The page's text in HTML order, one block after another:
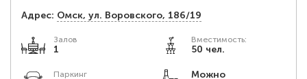
Адрес: Омск, ул. Воровского, 186/19
Залов
1
Вместимость:
50 чел.
Паркинг
Можно